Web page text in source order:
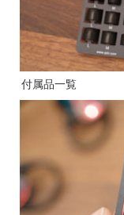
付属品一覧